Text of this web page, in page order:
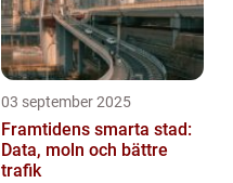
03 september 2025
Framtidens smarta stad:
Data, moln och bättre
trafik